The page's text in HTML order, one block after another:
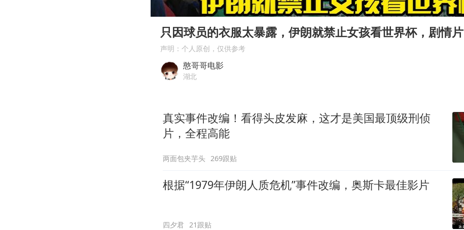
郑国霖回应去景区上班被保安拦下
深圳地面沉降致车辆损坏系谣言
奋进开新局 实干挑大梁
Play
00:00
只因球员的衣服太暴露，伊朗就禁止女孩看世界杯，剧情片
声明：个人原创，仅供参考
憨哥哥电影
湖北
真实事件改编！看得头皮发麻，这才是美国最顶级刑侦
片，全程高能
两面包夹芋头 269跟贴
根据“1979年伊朗人质危机”事件改编，奥斯卡最佳影片
四夕君 21跟贴